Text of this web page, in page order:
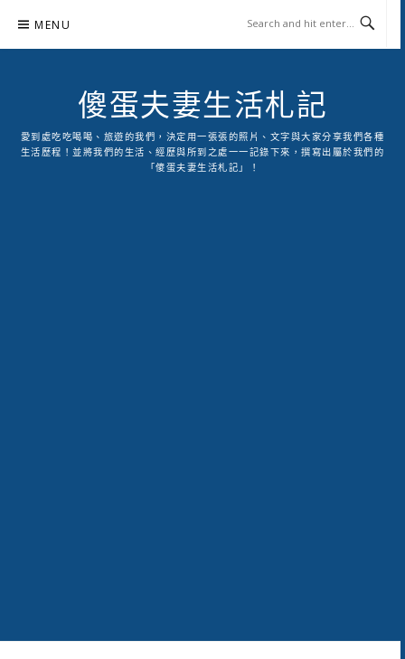
content
MENU
傻蛋夫妻生活札記
愛到處吃吃喝喝、旅遊的我們，決定用一張張的照片、文字與大家分享我們各種
生活歷程！並將我們的生活、經歷與所到之處一一記錄下來，撰寫出屬於我們的
「傻蛋夫妻生活札記」！